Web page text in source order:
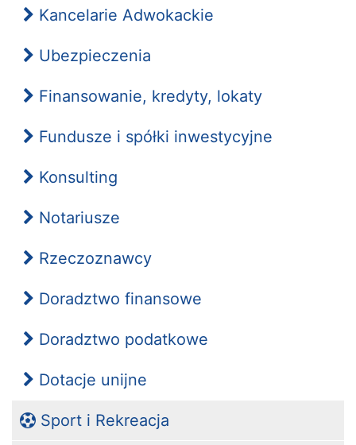
Kancelarie Adwokackie
Ubezpieczenia
Finansowanie, kredyty, lokaty
Fundusze i spółki inwestycyjne
Konsulting
Notariusze
Rzeczoznawcy
Doradztwo finansowe
Doradztwo podatkowe
Dotacje unijne
Sport i Rekreacja